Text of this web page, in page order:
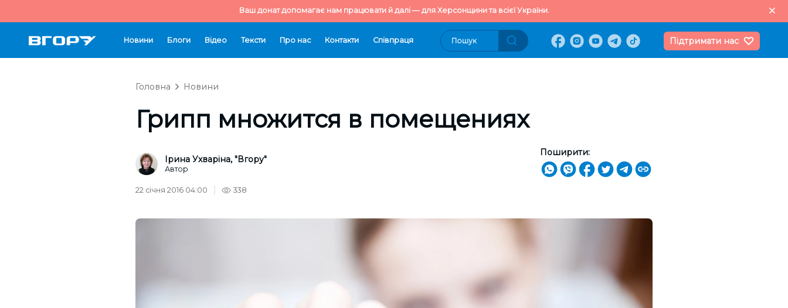
Ваш донат допомагає нам працювати й далі — для Херсонщини та всієї України.
Новини Блоги Відео Тексти Про нас Контакти Cпівпраця Підтримати нас
Головна Новини
Грипп множится в помещениях
Ірина Ухваріна, "Вгору"
Автор
Поширити:
22 січня 2016 04:00 338